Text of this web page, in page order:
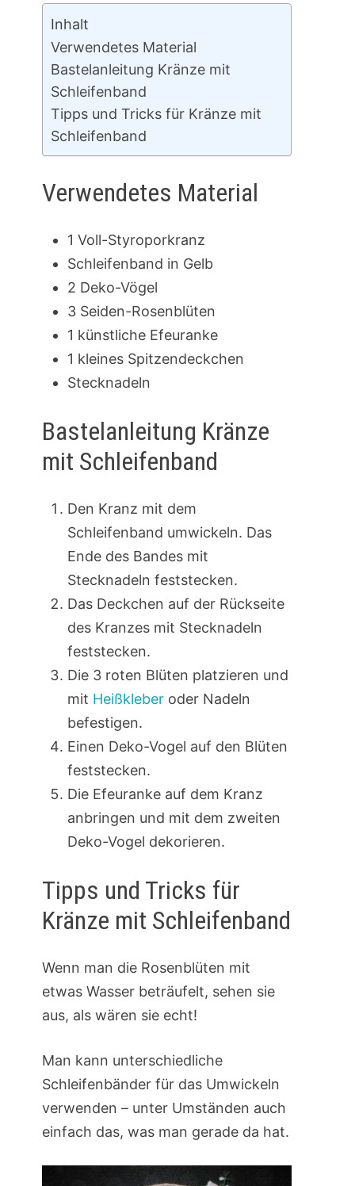
Inhalt
Verwendetes Material
Bastelanleitung Kränze mit
Schleifenband
Tipps und Tricks für Kränze mit
Schleifenband
Verwendetes Material
1 Voll-Styroporkranz
Schleifenband in Gelb
2 Deko-Vögel
3 Seiden-Rosenblüten
1 künstliche Efeuranke
1 kleines Spitzendeckchen
Stecknadeln
Bastelanleitung Kränze
mit Schleifenband
Den Kranz mit dem
Schleifenband umwickeln. Das
Ende des Bandes mit
Stecknadeln feststecken.
Das Deckchen auf der Rückseite
des Kranzes mit Stecknadeln
feststecken.
Die 3 roten Blüten platzieren und
mit Heißkleberoder Nadeln
befestigen.
Einen Deko-Vogel auf den Blüten
feststecken.
Die Efeuranke auf dem Kranz
anbringen und mit dem zweiten
Deko-Vogel dekorieren.
Tipps und Tricks für
Kränze mit Schleifenband
Wenn man die Rosenblüten mit
etwas Wasser beträufelt, sehen sie
aus, als wären sie echt!
Man kann unterschiedliche
Schleifenbänder für das Umwickeln
verwenden – unter Umständen auch
einfach das, was man gerade da hat.